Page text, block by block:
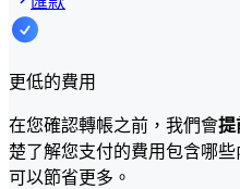
更低的費用
在您確認轉帳之前，我們會提
楚了解您支付的費用包含哪
可以節省更多。